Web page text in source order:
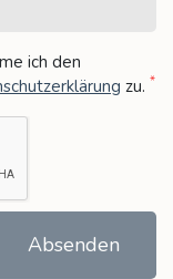
ich den
zu. *
Absenden